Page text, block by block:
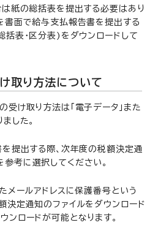
紙の総括表を提出する必要はあり
書面で給与支払報告書を提出する
表・区分表)をダウンロードして
取り方法について
け取り方法は「電子データ」また
した。
提出する際、次年度の税額決定通
考に選択してください。
たメールアドレスに保護番号という
決定通知のファイルをダウンロード
ンロードが可能となります。